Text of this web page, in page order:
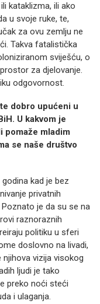
kataklizma, ili ako
u svoje ruke, te,
za ovu zemlju ne
Takva fatalistička
sviješću, o
za djelovanje.
odgovornost.
dobro upućeni u
U kakvom je
pomaže mladim
se naše društvo
kad je bez
privatnih
je da su se na
raznoraznih
politiku u sferi
doslovno na livadi,
vizija visokog
ljudi je tako
preko noći steći
i ulaganja.